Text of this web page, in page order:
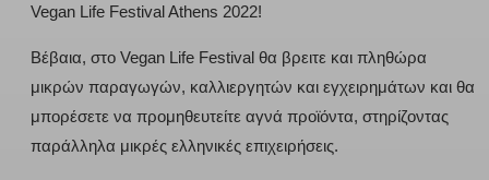
Vegan Life Festival Athens 2022!
Βέβαια, στο Vegan Life Festival θα βρειτε και πληθώρα
μικρών παραγωγών, καλλιεργητών και εγχειρημάτων και θα
μπορέσετε να προμηθευτείτε αγνά προϊόντα, στηρίζοντας
παράλληλα μικρές ελληνικές επιχειρήσεις.